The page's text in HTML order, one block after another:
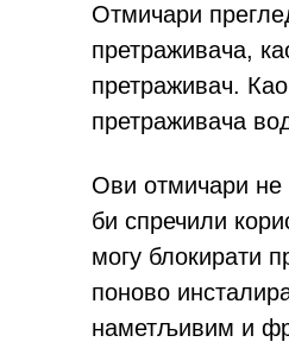
Отмичари
претраживача,
претраживач.
претраживача
Ови отмичари не
би спречили
могу блокирати
поново
наметљивим и